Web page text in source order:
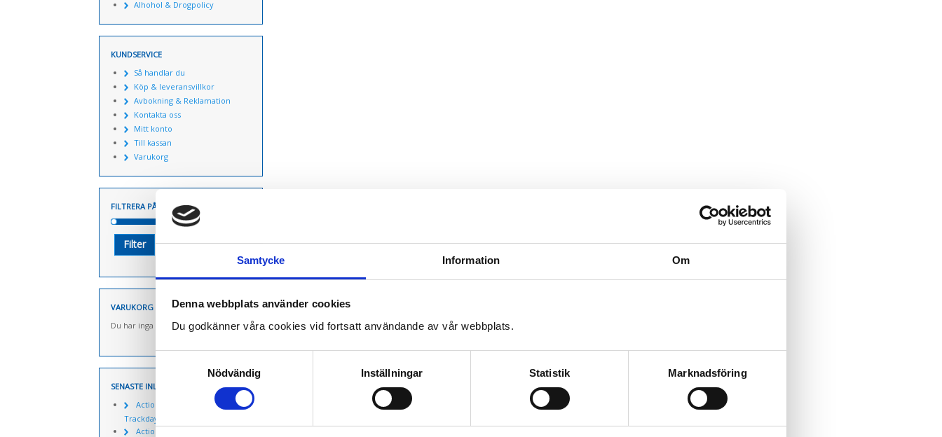
Samtycke Information Om
Denna webbplats använder cookies
Du godkänner våra cookies vid fortsatt användande av vår webbplats.
Samtyckesval
Nödvändig
Inställningar Statistik Marknadsföring
Alhohol & Drogpolicy
KUNDSERVICE
Så handlar du
Köp & leveransvillkor
Avbokning & Reklamation
Kontakta oss
Mitt konto
Till kassan
Varukorg
FILTRERA PÅ PRIS
Filter
VARUKORG
Du har inga produkter i varukorgen.
SENASTE INLÄGGEN
Actionpics 20 mars 2026 –
Trackday Alliance säsongen 2026
Actionpics nyheter 27